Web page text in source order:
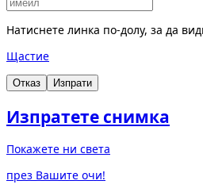
Натиснете линка по-долу, за да
Щастие
Отказ Изпрати
Изпратете снимка
Покажете ни света
през Вашите очи!